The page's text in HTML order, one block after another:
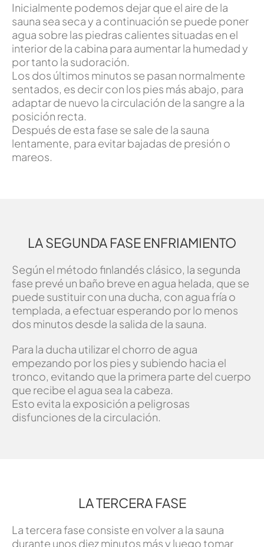
Inicialmente podemos dejar que el aire de la
sauna sea seca y a continuación se puede poner
agua sobre las piedras calientes situadas en el
interior de la cabina para aumentar la humedad y
por tanto la sudoración.
Los dos últimos minutos se pasan normalmente
sentados, es decir con los pies más abajo, para
adaptar de nuevo la circulación de la sangre a la
posición recta.
Después de esta fase se sale de la sauna
lentamente, para evitar bajadas de presión o
mareos.
LA SEGUNDA FASE ENFRIAMIENTO
Según el método finlandés clásico, la segunda
fase prevé un baño breve en agua helada, que se
puede sustituir con una ducha, con agua fría o
templada, a efectuar esperando por lo menos
dos minutos desde la salida de la sauna.
Para la ducha utilizar el chorro de agua
empezando por los pies y subiendo hacia el
tronco, evitando que la primera parte del cuerpo
que recibe el agua sea la cabeza.
Esto evita la exposición a peligrosas
disfunciones de la circulación.
LA TERCERA FASE
La tercera fase consiste en volver a la sauna
durante unos diez minutos más y luego tomar